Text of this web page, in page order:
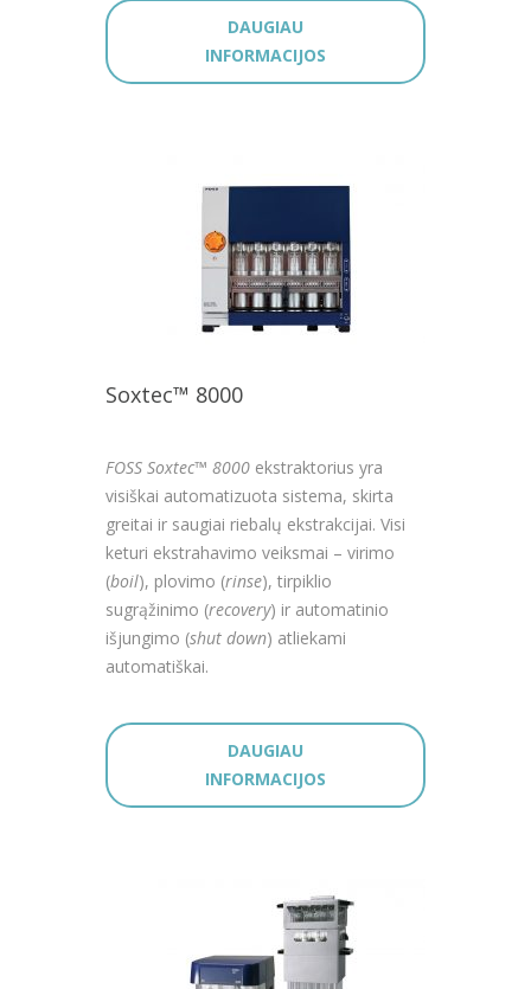
DAUGIAU
INFORMACIJOS
Soxtec™ 8000
FOSS Soxtec™ 8000 ekstraktorius yra
visiškai automatizuota sistema, skirta
greitai ir saugiai riebalų ekstrakcijai. Visi
keturi ekstrahavimo veiksmai – virimo
(boil), plovimo (rinse), tirpiklio
sugrąžinimo (recovery) ir automatinio
išjungimo (shut down) atliekami
automatiškai.
DAUGIAU
INFORMACIJOS